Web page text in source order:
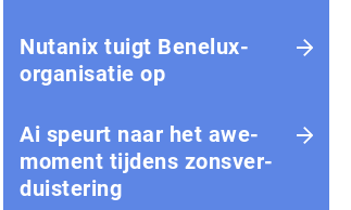
Nutanix tuigt Benelux-
organisatie op
Ai speurt naar het awe-
moment tijdens zons­ver­
duis­te­ring